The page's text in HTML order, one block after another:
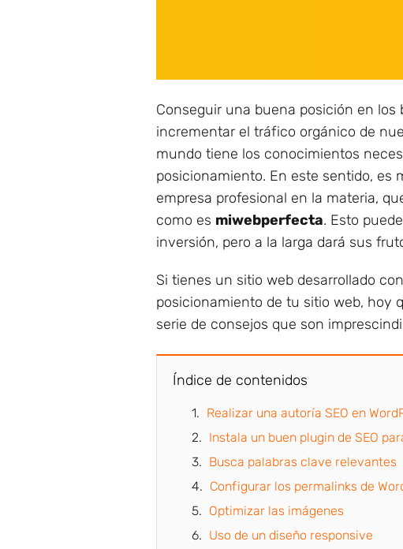
Conseguir una buena posición en
incrementar el tráfico orgánico de
mundo tiene los conocimientos
posicionamiento. En este sentido, es
empresa profesional en la materia,
como es miwebperfecta. Esto
inversión, pero a la larga dará sus
Si tienes un sitio web desarrollado
posicionamiento de tu sitio web, hoy
serie de consejos que son
Índice de contenidos
Realizar una autoría SEO en
Instala un buen plugin de SEO
Busca palabras clave relevantes
Configurar los permalinks de
Optimizar las imágenes
Uso de un diseño responsive